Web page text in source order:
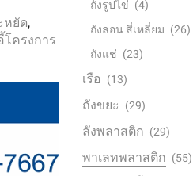
หยัด,
โครงการ
ถังรูปไข่ (4)
ถังลอน สี่เหลี่ยม (26)
ถังแช่ (23)
เรือ (13)
ถังขยะ (29)
ลังพลาสติก (29)
พาเลทพลาสติก (55)